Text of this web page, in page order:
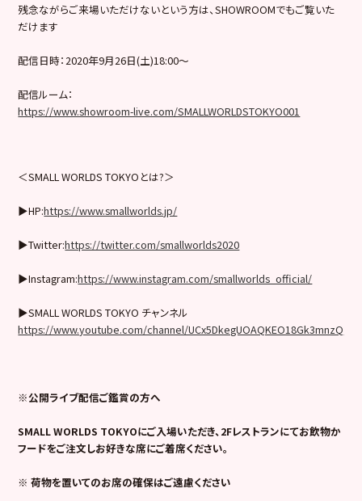
残念ながらご来場いただけないという方は、SHOWROOMでもご覧いた
だけます
配信日時：2020年9月26日(土)18:00～
配信ルーム：
https://www.showroom-live.com/SMALLWORLDSTOKYO001
＜SMALL WORLDS TOKYOとは?＞
▶︎HP:https://www.smallworlds.jp/
▶︎Twitter:https://twitter.com/smallworlds2020
▶︎Instagram:https://www.instagram.com/smallworlds_official/
▶︎SMALL WORLDS TOKYO チャンネル
https://www.youtube.com/channel/UCx5DkegUOAQKEO18Gk3mnzQ
※公開ライブ配信ご鑑賞の方へ
SMALL WORLDS TOKYOにご入場いただき、2Fレストランにてお飲物か
フードをご注文しお好きな席にご着席ください。
※ 荷物を置いてのお席の確保はご遠慮ください